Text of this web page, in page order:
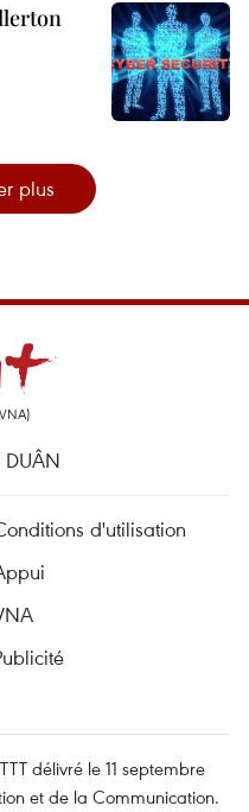
plus
DUÂN
d'utilisation
délivré le 11 septembre
et de la Communication.